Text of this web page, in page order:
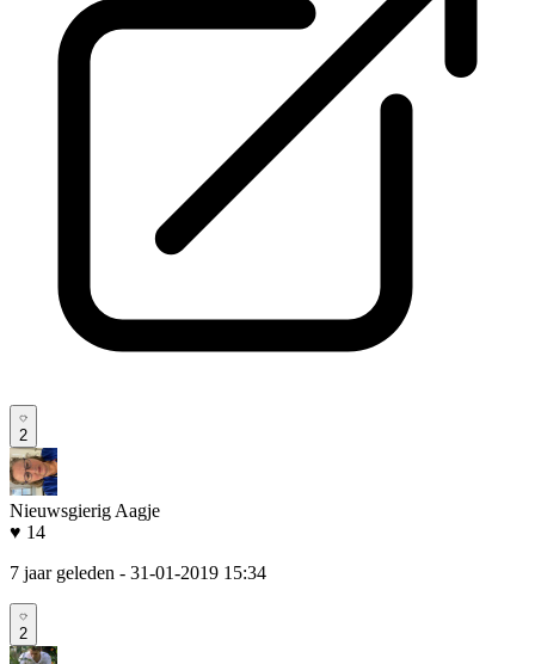
2
Nieuwsgierig Aagje
♥ 14
7 jaar geleden - 31-01-2019 15:34
2